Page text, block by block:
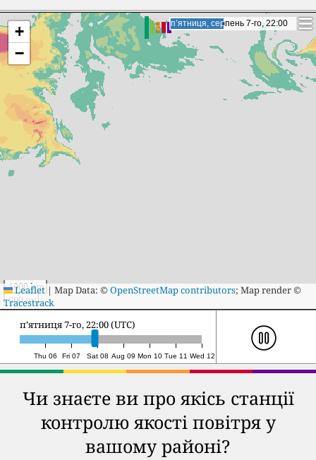
субота, серпень 8-го, 18:00
субота, серпень 8-го, 18:00
+
−
1000 km
500 mi
Leaflet | Map Data: ©OpenStreetMap contributors; Map render ©
Tracestrack
Thu 06 Fri 07 Sat 08 Aug 09 Mon 10 Tue 11 Wed 12
субота 8-го, 18:00 (UTC)
Чи знаєте ви про якісь станції
контролю якості повітря у
вашому районі?